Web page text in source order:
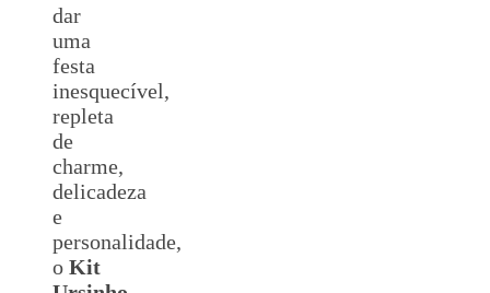
dar
uma
festa
inesquecível,
repleta
de
charme,
delicadeza
e
personalidade,
o Kit